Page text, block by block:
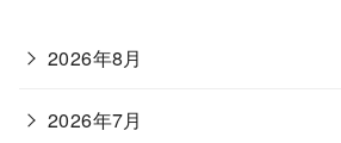
2026年8月
2026年7月